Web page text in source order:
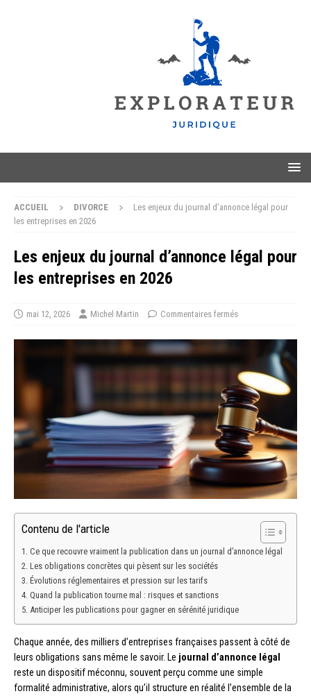
ACCUEIL DIVORCE
Les enjeux du journal d’annonce légal pour
les entreprises en 2026
Les enjeux du journal d’annonce légal pour
les entreprises en 2026
mai 12, 2026 Michel Martin Commentaires fermés
Contenu de l'article
Ce que recouvre vraiment la publication dans un journal d’annonce légal
Les obligations concrètes qui pèsent sur les sociétés
Évolutions réglementaires et pression sur les tarifs
Quand la publication tourne mal : risques et sanctions
Anticiper les publications pour gagner en sérénité juridique
Chaque année, des milliers d’entreprises françaises passent à côté de
leurs obligations sans même le savoir. Le journal d’annonce légal
reste un dispositif méconnu, souvent perçu comme une simple
formalité administrative, alors qu’il structure en réalité l’ensemble de la